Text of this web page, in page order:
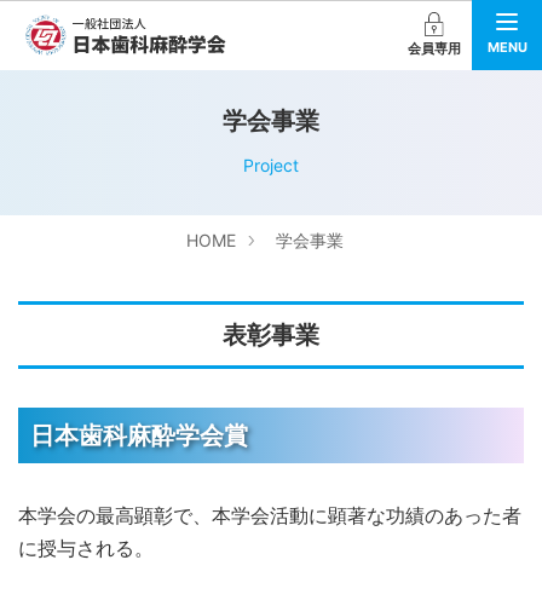
会員専用 MENU
学会事業
Project
HOME 学会事業
表彰事業
日本歯科麻酔学会賞
本学会の最高顕彰で、本学会活動に顕著な功績のあった者
に授与される。